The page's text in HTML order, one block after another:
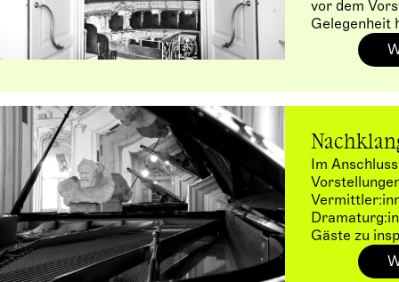
vor dem
Gelegenheit
Stück Ihrer
Im
Gäste zu